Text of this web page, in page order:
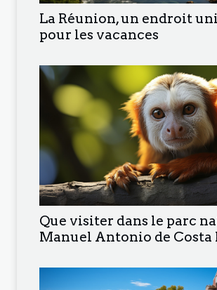
La Réunion, un endroit
pour les vacances
Que visiter dans le parc
Manuel Antonio de Costa